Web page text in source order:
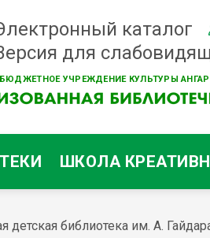
УЧРЕЖДЕНИЕ КУЛЬТУРЫ
каталог
для
ШКОЛА
детская библиотека им. А.